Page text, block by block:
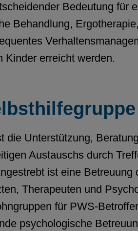
Bedeutung für
Behandlung,
Kinder erreicht werden.
die Unterstützung,
Austauschs durch
ist eine
Therapeuten und
für PWS-
psychologische